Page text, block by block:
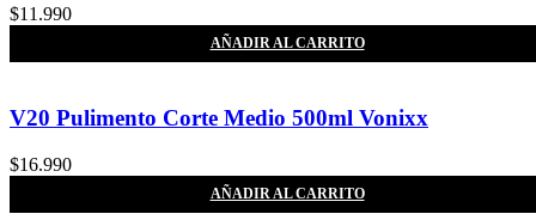
$11.990
AÑADIR AL CARRITO
V20 Pulimento Corte Medio 500ml Vonixx
$16.990
AÑADIR AL CARRITO